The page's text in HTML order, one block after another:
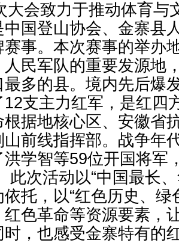
致力于推动体育与
中国登山协会、金寨县
赛事。本次赛事的举办
民军队的重要发源地
最多的县。境内先后爆
12支主力红军，是红四
据地核心区、安徽省
前线指挥部。战争年
学智等59位开国将军
此次活动以“中国最长
托，以“红色历史、绿
色革命等资源要素，
，也感受金寨特有的